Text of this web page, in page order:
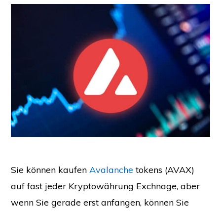
Sie können kaufenAvalanchetokens (AVAX)
auf fast jeder Kryptowährung Exchnage, aber
wenn Sie gerade erst anfangen, können Sie